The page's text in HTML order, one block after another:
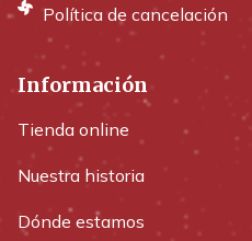
Política de cancelación
Información
Tienda online
Nuestra historia
Dónde estamos